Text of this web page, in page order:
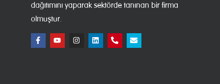
dağıtımını yaparak sektörde tanınan bir firma
olmuştur.